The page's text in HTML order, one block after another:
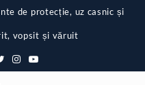
de protecție, uz casnic și
vopsit și văruit